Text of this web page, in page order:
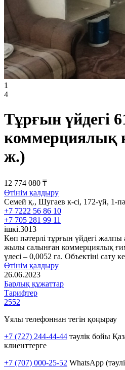
1
4
Тұрғын үйдегі
коммерциялық
ж.)
12 774 080 ₸
Өтінім қалдыру
Семей қ., Шугаев к-сі, 172-үй, 1-
+7 7222 56 86 10
+7 705 281 99 11
ішкі.3013
Көп пәтерлі тұрғын үйдегі
жылы салынған коммерциялық
үлесі – 0,0052 га. Объектіні сату
Өтінім қалдыру
26.06.2023
Барлық құжаттар
Тарифтер
2552
Ұялы телефоннан тегін қоңырау
+7 (727) 244-44-44 тәулік бойы
клиенттерге
+7 (707) 000-25-52 WhatsApp